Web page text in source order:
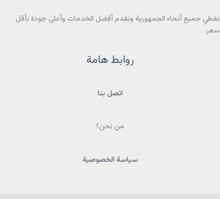
نغطي جميع أنحاء الجمهورية ونقدم أفضل الخدمات وأعلى جودة بأقل
سعر.
روابط هامة
اتصل بنا
من نحن؟
سياسة الخصوصية